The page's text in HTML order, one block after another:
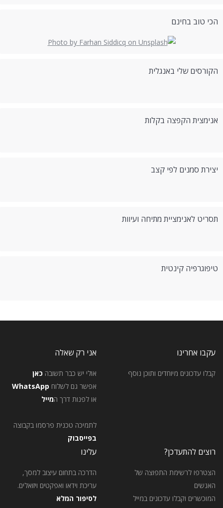
הכי טוב בחינם
הקורסים שלי באנגלית
אנימצית הקפצה בקלות
יצירת סמנים לפי קצב
תסריט לאנימציית מתיחה ועיוות
טיפוגרפיה קינטית
עקבו אחרינו
קבלו עדכונים מיוחדים ותוכן נוסף
אני רק שאלה
אולי יש כבר תשובה כאן
אפשר גם לשלוח WhatsApp
או לפנות דרך המייל
לתמיכה טכנית פרסמו בקבוצה
בפייסבוק
רוצים להתעדכן?
הצטרפו לרשימת התפוצה של
האנשים
המוכשרים וקבלו עדכונים במייל
עלינו
הדרכה בתחום עיצוב למסך,
עריכת וידאו ואפקטים ויזואלים.
לסיפור המלא